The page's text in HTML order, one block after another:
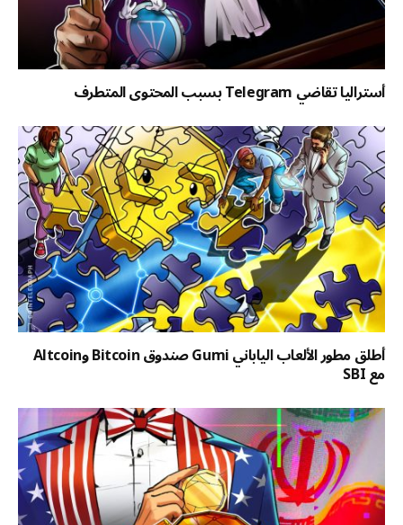
أستراليا تقاضي Telegram بسبب المحتوى المتطرف
أطلق مطور الألعاب الياباني Gumi صندوق Bitcoin وAltcoin
مع SBI